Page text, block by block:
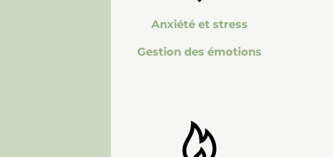
Anxiété et stress
Gestion des émotions